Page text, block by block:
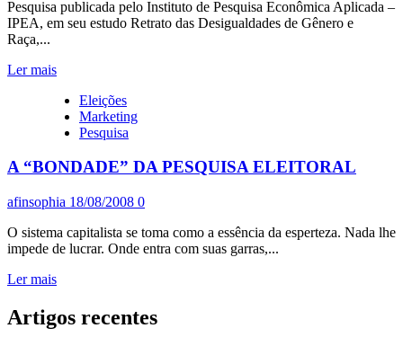
DE
IR
ARGENTINA?
Pesquisa publicada pelo Instituto de Pesquisa Econômica Aplicada –
IPEA, em seu estudo Retrato das Desigualdades de Gênero e
Raça,...
Ler maisLeia
sobre
PESQUISA
SOBRE
TRABALHO
NEGRO
Eleições
Marketing
Pesquisa
A “BONDADE” DA PESQUISA ELEITORAL
afinsophia 18/08/2008 0
O sistema capitalista se toma como a essência da esperteza. Nada lhe
impede de lucrar. Onde entra com suas garras,...
Ler maisLeia
sobre
A
Artigos recentes